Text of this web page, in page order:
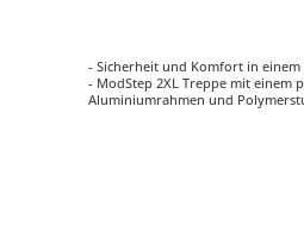
- Sicherheit und Komfort in einem
- ModStep 2XL Treppe mit einem
Aluminiumrahmen und